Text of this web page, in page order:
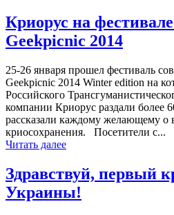
Криорус на
Geekpicnic 2014
25-26 января прошел фестиваль
Geekpicnic 2014 Winter edition на
Российского
компании Криорус раздали более
рассказали каждому желающему о
криосохранения. Посетители с...
Читать далее
Здравствуй, первый
Украины!